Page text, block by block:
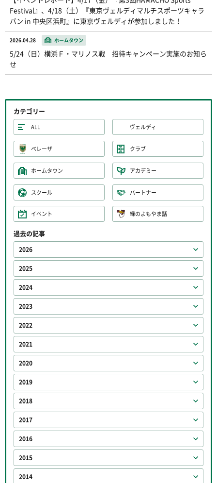
Festival』、4/18（土）『東京ヴェルディマルチスポーツキャラ
バン in 中央区浜町』に東京ヴェルディが参加しました！
2026.04.28 ホームタウン
5/24（日）横浜Ｆ・マリノス戦 招待キャンペーン実施のお知ら
せ
カテゴリー
ALL ヴェルディ
ベレーザ クラブ
ホームタウン アカデミー
スクール パートナー
イベント 緑のよもやま話
過去の記事
2026
2025
2024
2023
2022
2021
2020
2019
2018
2017
2016
2015
2014